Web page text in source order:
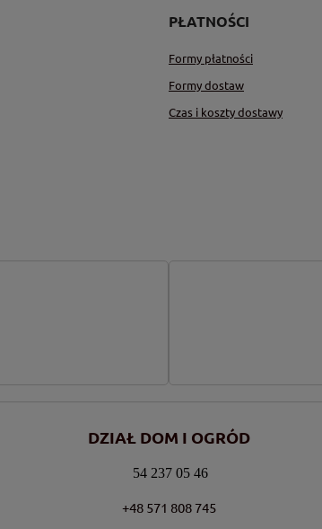
PŁATNOŚCI
Formy płatności
Formy dostaw
Czas i koszty dostawy
DZIAŁ DOM I OGRÓD
54 237 05 46
+48 571 808 745